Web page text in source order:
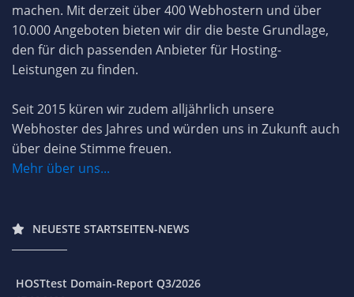
machen. Mit derzeit über 400 Webhostern und über
10.000 Angeboten bieten wir dir die beste Grundlage,
den für dich passenden Anbieter für Hosting-
Leistungen zu finden.
Seit 2015 küren wir zudem alljährlich unsere
Webhoster des Jahres und würden uns in Zukunft auch
über deine Stimme freuen.
Mehr über uns...
NEUESTE STARTSEITEN-NEWS
HOSTtest Domain-Report Q3/2026